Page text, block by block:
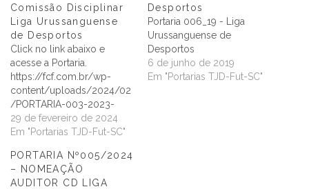
Comissão Disciplinar
Liga Urussanguense
de Desportos
Click no link abaixo e
acesse a Portaria.
https://fcf.com.br/wp-
content/uploads/2024/02
/PORTARIA-003-2023-
COMISSAO-LUD.pdf
29 de fevereiro de 2024
Em "Portarias TJD-Fut-SC"
Desportos
Portaria 006_19 - Liga
Urussanguense de
Desportos
6 de junho de 2019
Em "Portarias TJD-Fut-SC"
PORTARIA Nº005/2024
– NOMEAÇÃO
AUDITOR CD LIGA